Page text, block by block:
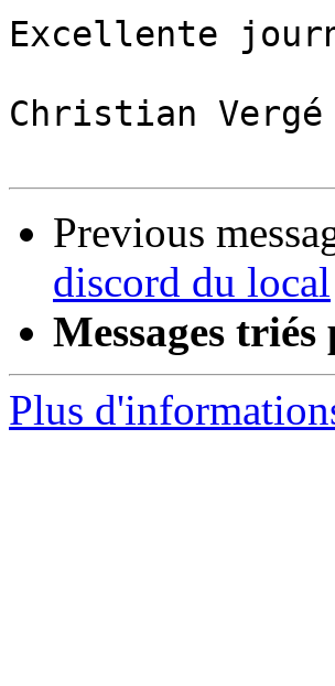
Excellente
Christian Vergé
Previous
discord du local
Messages triés
Plus